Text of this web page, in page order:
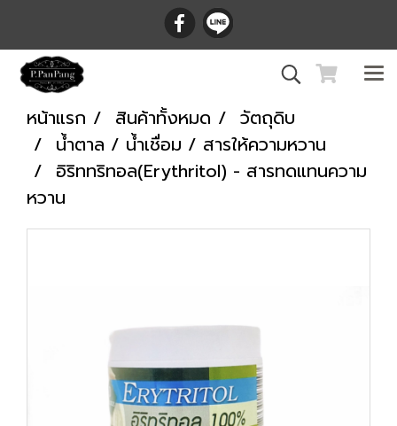
หน้าแรก สินค้าทั้งหมด
วัตถุดิบ
น้ำตาล / น้ำเชื่อม / สารให้ความหวาน
อิริททริทอล(Erythritol) - สารทดแทนความ
หวาน